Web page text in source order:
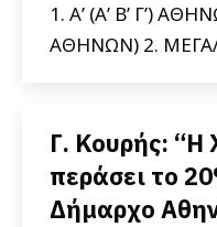
1. Α’ (Α’ Β’ Γ’)
ΑΘΗΝΩΝ) 2.
Γ. Κουρής: “Η
περάσει το
Δήμαρχο